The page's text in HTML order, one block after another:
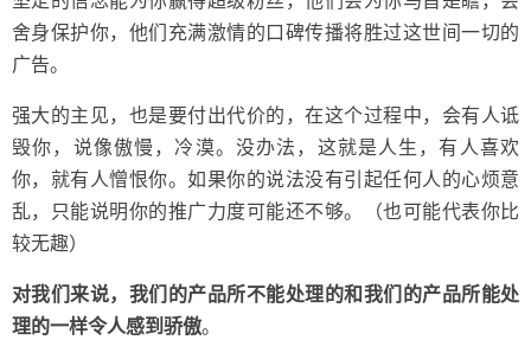
舍身保护你，他们充满激情的口碑传播将胜过这世间一切的
广告。
强大的主见，也是要付出代价的，在这个过程中，会有人诋
毁你，说像傲慢，冷漠。没办法，这就是人生，有人喜欢
你，就有人憎恨你。如果你的说法没有引起任何人的心烦意
乱，只能说明你的推广力度可能还不够。（也可能代表你比
较无趣）
对我们来说，我们的产品所不能处理的和我们的产品所能处
理的一样令人感到骄傲。